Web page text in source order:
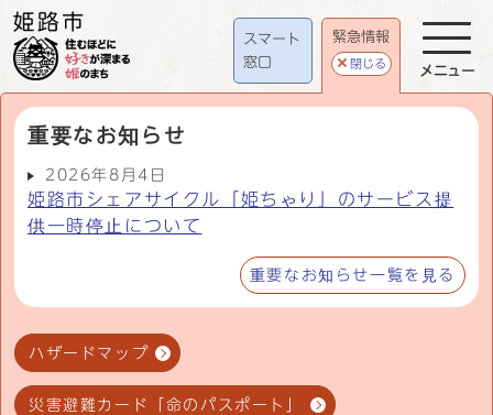
スマート
窓口
緊急情報
閉じる
重要なお知らせ
2026年8月4日
姫路市シェアサイクル「姫ちゃり」のサービス提
供一時停止について
重要なお知らせ一覧を見る
ハザードマップ
災害避難カード「命のパスポート」
メニュー